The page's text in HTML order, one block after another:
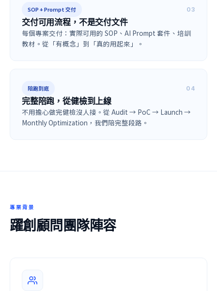
SOP + Prompt 交付 0 3
交付可用流程，不是交付文件
每個專案交付：實際可用的 SOP、AI Prompt 套件、培訓
教材。從「有概念」到「真的用起來」。
陪跑到底 0 4
完整陪跑，從健檢到上線
不用擔心做完健檢沒人接。從 Audit → PoC → Launch →
Monthly Optimization，我們陪完整段路。
專業背景
躍創顧問團隊陣容